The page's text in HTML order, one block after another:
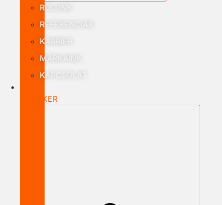
RÓLUNK
REFERENCIÁK
KARRIER
MÁRKÁINK
KAPCSOLAT
NAGYKER